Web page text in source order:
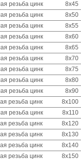
резьба цинк 8х45
резьба цинк 8х50
резьба цинк 8х55
резьба цинк 8х60
резьба цинк 8х65
резьба цинк 8х70
резьба цинк 8х75
резьба цинк 8х80
резьба цинк 8х90
резьба цинк 8х100
резьба цинк 8х110
резьба цинк 8х120
резьба цинк 8х130
резьба цинк 8х140
резьба цинк 8х150